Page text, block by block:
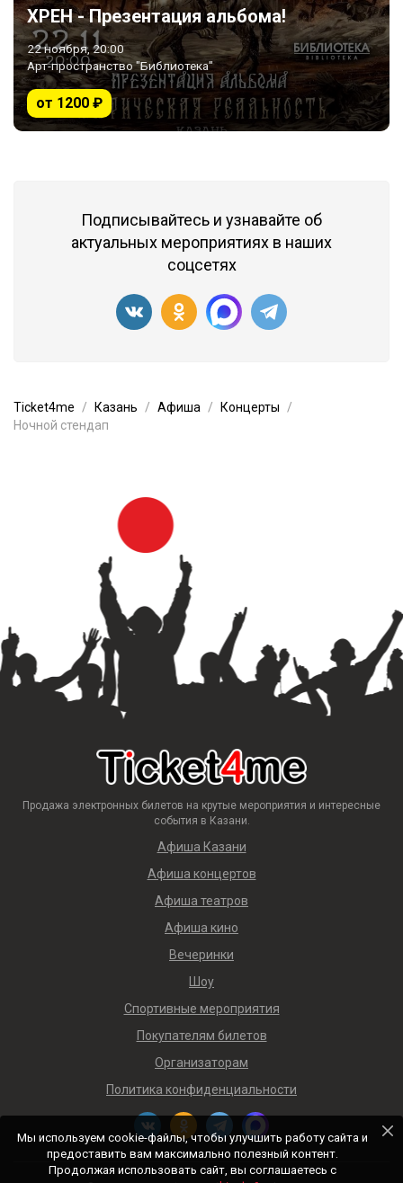
ХРЕН - Презентация альбома!
22 ноября, 20:00
Арт-пространство "Библиотека"
от 1200 ₽
Подписывайтесь и узнавайте об
актуальных мероприятиях в наших
соцсетях
Ticket4me Казань Афиша
Концерты
Ночной стендап
Продажа электронных билетов на крутые мероприятия и интересные
события в Казани.
Афиша Казани
Афиша концертов
Афиша театров
Афиша кино
Вечеринки
Шоу
Спортивные мероприятия
Покупателям билетов
Организаторам
Политика конфиденциальности
Мы используем cookie-файлы, чтобы улучшить работу сайта и
предоставить вам максимально полезный контент.
Продолжая использовать сайт, вы соглашаетесь с